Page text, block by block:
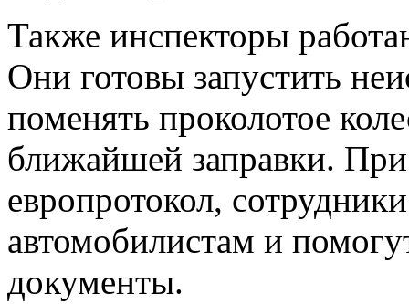
Также инспекторы
Они готовы запустить
поменять проколотое
ближайшей заправки.
европротокол,
автомобилистам и
документы.